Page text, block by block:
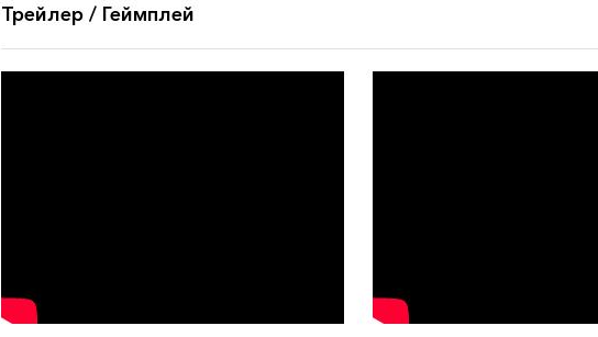
Трейлер / Геймплей